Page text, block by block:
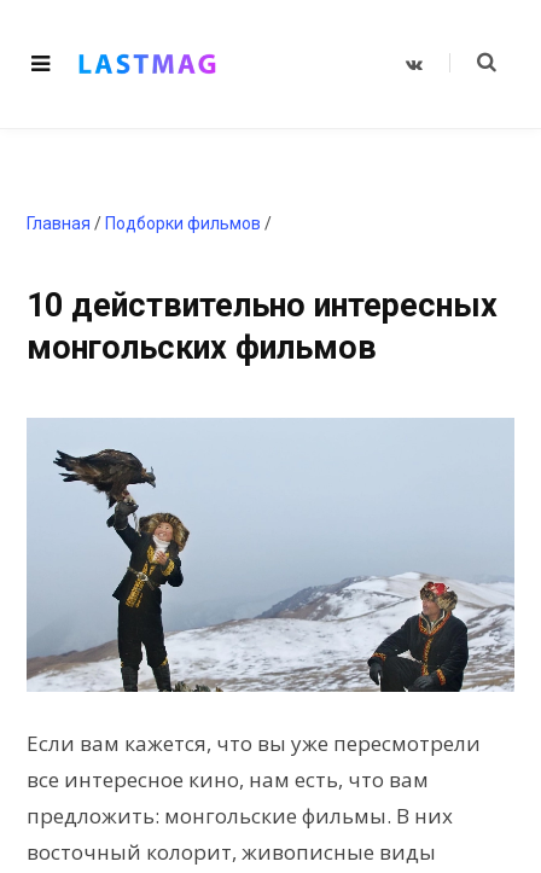
V
Главная / Подборки фильмов /
10 действительно интересных
монгольских фильмов
Если вам кажется, что вы уже пересмотрели
все интересное кино, нам есть, что вам
предложить: монгольские фильмы. В них
восточный колорит, живописные виды